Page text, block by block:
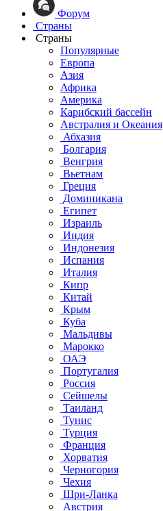
Форум
Страны
Страны
Популярные
Европа
Азия
Африка
Америка
Карибский бассейн
Австралия и Океания
Абхазия
Болгария
Венгрия
Вьетнам
Греция
Доминикана
Египет
Израиль
Индия
Индонезия
Испания
Италия
Кипр
Китай
Крым
Куба
Мальдивы
Марокко
ОАЭ
Португалия
Россия
Сейшелы
Таиланд
Тунис
Турция
Франция
Хорватия
Черногория
Чехия
Шри-Ланка
Австрия